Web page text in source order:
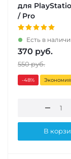
для
/ Pro
Есть в
370 руб.
550руб.
-48%
В